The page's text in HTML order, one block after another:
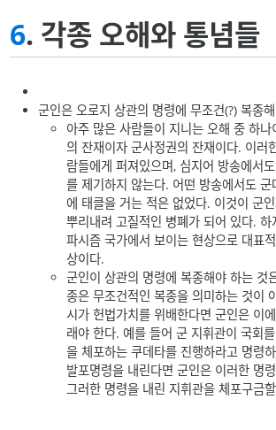
6. 각종 오해와 통념들
군인은 오로지 상관의 명령에 무조건(?) 복종
아주 많은 사람들이 지니는 오해 중 하
의 잔재이자 군사정권의 잔재이다. 이러
람들에게 퍼져있으며, 심지어 방송에서
를 제기하지 않는다. 어떤 방송에서도
에 태클을 거는 적은 없었다. 이것이 군
뿌리내려 고질적인 병폐가 되어 있다.
파시즘 국가에서 보이는 현상으로 대표
상이다.
군인이 상관의 명령에 복종해야 하는 것
종은 무조건적인 복종을 의미하는 것이
시가 헌법가치를 위배한다면 군인은 이
래야 한다. 예를 들어 군 지휘관이 국회
을 체포하는 쿠데타를 진행하라고 명령
발포명령을 내린다면 군인은 이러한 명
그러한 명령을 내린 지휘관을 체포구금